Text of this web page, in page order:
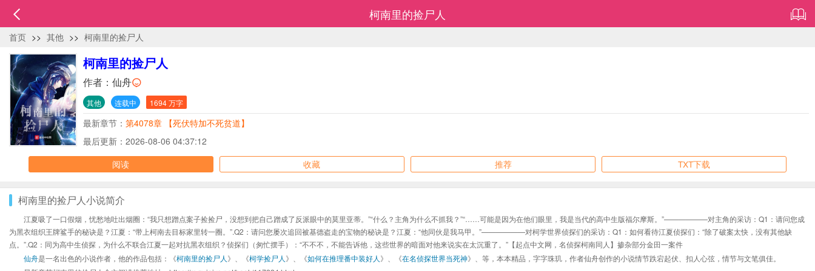
柯南里的捡尸人
首页 >> 其他 >> 柯南里的捡尸人
柯南里的捡尸人
作者： 仙舟
其他 连载中 1694 万字
最新章节： 第4078章 【死伏特加不死贫道】
最后更新：2026-08-06 04:37:12
阅读
收藏 推荐 TXT下载
柯南里的捡尸人小说简介
江夏吸了一口假烟，忧愁地吐出烟圈：“我只想蹭点案子捡捡尸，没想到把自己蹭成了反派眼中的莫里亚蒂。”“什么？主角为什么不抓我？”“……可能是因为在他们眼里，我是当代的高中生版福尔摩斯。”——————对主角的采访：Q1：请问您成
为黑衣组织王牌鲨手的秘诀是？江夏：“带上柯南去目标家里转一圈。”.Q2：请问您屡次追回被基德盗走的宝物的秘诀是？江夏：“他同伙是我马甲。”——————对柯学世界侦探们的采访：Q1：如何看待江夏侦探们：“除了破案太快，没有其他缺
点。”.Q2：同为高中生侦探，为什么不联合江夏一起对抗黑衣组织？侦探们（匆忙摆手）：“不不不，不能告诉他，这些世界的暗面对他来说实在太沉重了。”【起点中文网，名侦探柯南同人】掺杂部分金田一案件
仙舟是一名出色的小说作者，他的作品包括：《柯南里的捡尸人 》、《柯学捡尸人 》、《如何在推理番中装好人 》、《在名侦探世界当死神》、等，本本精品，字字珠玑，作者仙舟创作的小说情节跌宕起伏、扣人心弦，情节与文笔俱佳。